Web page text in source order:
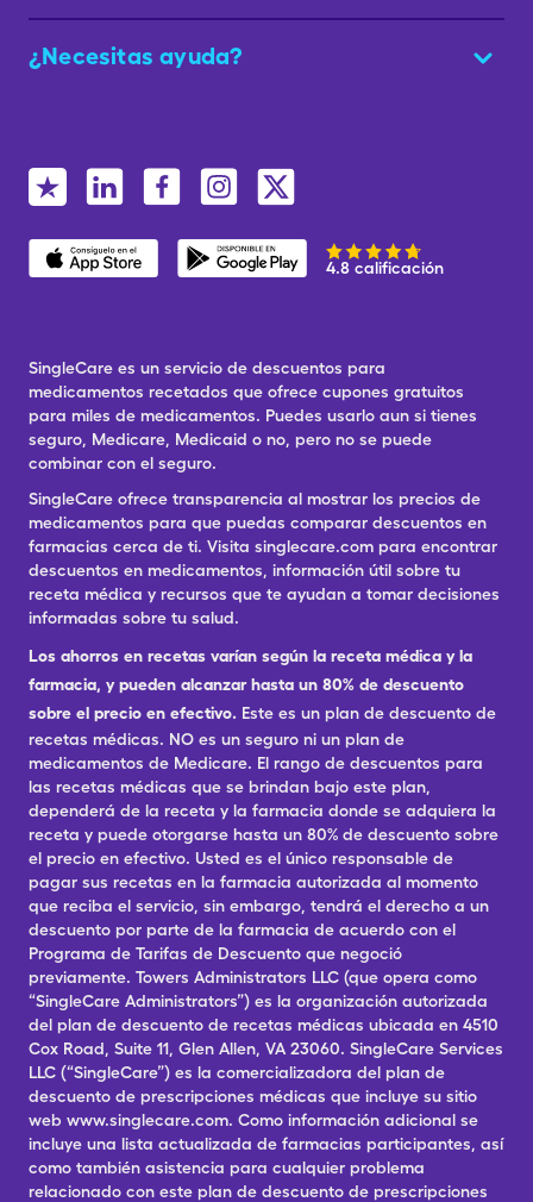
¿Necesitas ayuda?
4.8 calificación
SingleCare es un servicio de descuentos para
medicamentos recetados que ofrece cupones gratuitos
para miles de medicamentos. Puedes usarlo aun si tienes
seguro, Medicare, Medicaid o no, pero no se puede
combinar con el seguro.
SingleCare ofrece transparencia al mostrar los precios de
medicamentos para que puedas comparar descuentos en
farmacias cerca de ti. Visita singlecare.com para encontrar
descuentos en medicamentos, información útil sobre tu
receta médica y recursos que te ayudan a tomar decisiones
informadas sobre tu salud.
Los ahorros en recetas varían según la receta médica y la
farmacia, y pueden alcanzar hasta un 80% de descuento
sobre el precio en efectivo. Este es un plan de descuento de
recetas médicas. NO es un seguro ni un plan de
medicamentos de Medicare. El rango de descuentos para
las recetas médicas que se brindan bajo este plan,
dependerá de la receta y la farmacia donde se adquiera la
receta y puede otorgarse hasta un 80% de descuento sobre
el precio en efectivo. Usted es el único responsable de
pagar sus recetas en la farmacia autorizada al momento
que reciba el servicio, sin embargo, tendrá el derecho a un
descuento por parte de la farmacia de acuerdo con el
Programa de Tarifas de Descuento que negoció
previamente. Towers Administrators LLC (que opera como
“SingleCare Administrators”) es la organización autorizada
del plan de descuento de recetas médicas ubicada en 4510
Cox Road, Suite 11, Glen Allen, VA 23060. SingleCare Services
LLC (“SingleCare”) es la comercializadora del plan de
descuento de prescripciones médicas que incluye su sitio
web www.singlecare.com. Como información adicional se
incluye una lista actualizada de farmacias participantes, así
como también asistencia para cualquier problema
relacionado con este plan de descuento de prescripciones